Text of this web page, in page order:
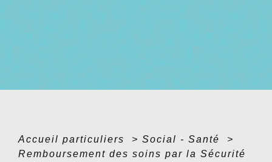
Accueil particuliers > Social - Santé
>
Remboursement des soins par la Sécurité